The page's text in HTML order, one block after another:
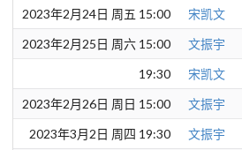
2023年2月24日 周五 15:00 宋凯文
2023年2月25日 周六 15:00
文振宇
19:30
宋凯文
2023年2月26日 周日 15:00
文振宇
2023年3月2日 周四 19:30
文振宇